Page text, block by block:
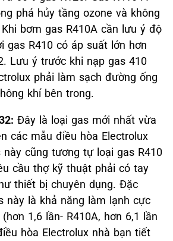
phá hủy tầng ozone và không
bơm gas R410A cần lưu ý độ
gas R410 có áp suất lớn hơn
Lưu ý trước khi nạp gas 410
phải làm sạch đường ống
khí bên trong.
Đây là loại gas mới nhất vừa
các mẫu điều hòa Electrolux
này cũng tương tự loại gas R410
cầu thợ kỹ thuật phải có tay
thiết bị chuyên dụng. Đặc
này là khả năng làm lạnh cực
1,6 lần- R410A, hơn 6,1 lần
hòa Electrolux nhà bạn tiết